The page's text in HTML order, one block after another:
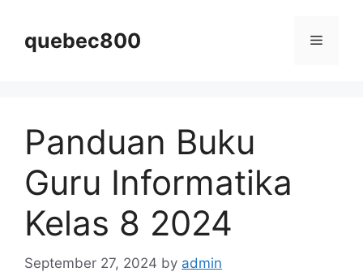
contentquebec800 Menu
Panduan Buku
Guru Informatika
Kelas 8 2024
September 27, 2024 by admin